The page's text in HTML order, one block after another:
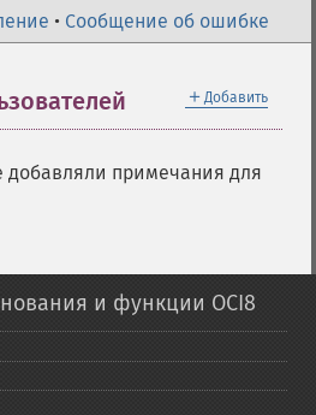
• Сообщение об ошибке
＋ Добавить
добавляли примечания для
и функции OCI8